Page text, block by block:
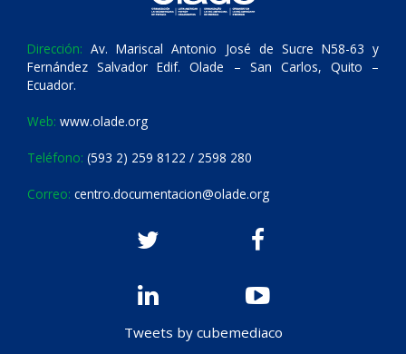
Dirección: Av. Mariscal Antonio José de Sucre N58-63 y
Fernández Salvador Edif. Olade – San Carlos, Quito –
Ecuador.
Web: www.olade.org
Teléfono: (593 2) 259 8122 / 2598 280
Correo: centro.documentacion@olade.org
Tweets by cubemediaco